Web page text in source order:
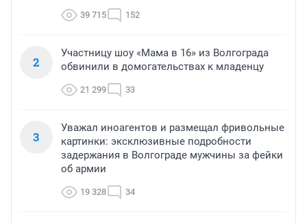
39 715 152
2
Участницу шоу «Мама в 16» из Волгограда
обвинили в домогательствах к младенцу
21 299 33
3
Уважал иноагентов и размещал фривольные
картинки: эксклюзивные подробности
задержания в Волгограде мужчины за фейки
об армии
19 328 34